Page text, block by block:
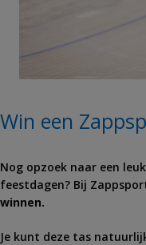
Win een
Nog opzoek naar een
feestdagen? Bij
winnen.
Je kunt deze tas